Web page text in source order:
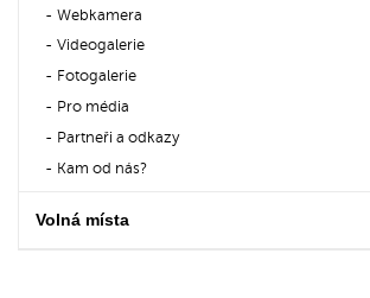
Webkamera
Videogalerie
Fotogalerie
Pro média
Partneři a odkazy
Kam od nás?
Volná místa